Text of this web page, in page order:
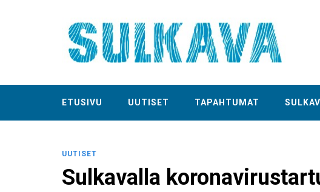
ETUSIVU UUTISET TAPAHTUMAT
UUTISET
Sulkavalla